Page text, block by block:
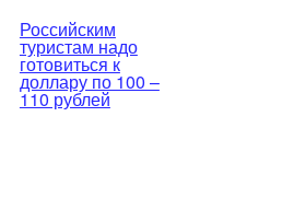
Навигация
по
записям
Российским
туристам надо
готовиться к
доллару по 100 –
110 рублей